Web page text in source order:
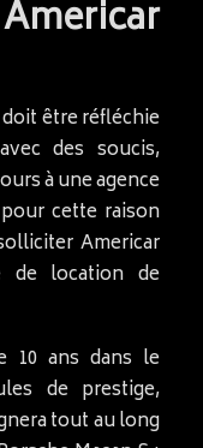
être réfléchie
des soucis,
à une agence
cette raison
Americar
de location de
10 ans dans le
de prestige,
tout au long